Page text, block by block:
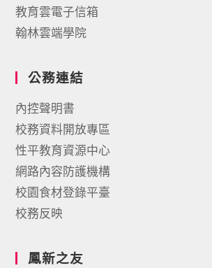
教育雲電子信箱
翰林雲端學院
公務連結
內控聲明書
校務資料開放專區
性平教育資源中心
網路內容防護機構
校園食材登錄平臺
校務反映
鳳新之友